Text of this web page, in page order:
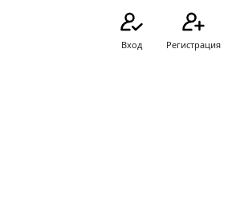
Вход Регистрация